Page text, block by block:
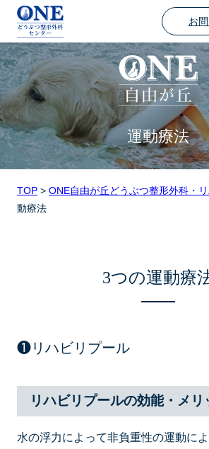
お
運動療法
TOP> ONE自由が丘どうぶつ整形外科・
動療法
3つの運動療
❶リハビリプール
リハビリプールの効能・メリ
水の浮力によって非負重性の運動に